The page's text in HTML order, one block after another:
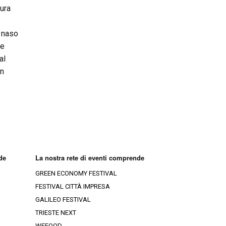
La nostra rete di eventi comprende
GREEN ECONOMY FESTIVAL
FESTIVAL CITTÀ IMPRESA
GALILEO FESTIVAL
TRIESTE NEXT